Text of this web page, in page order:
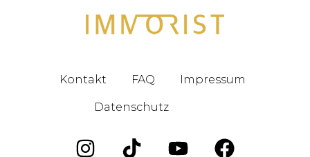
Kontakt FAQ Impressum
Datenschutz